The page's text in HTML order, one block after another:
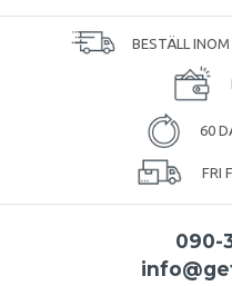
BESTÄLL INOM
60
FRI
090-